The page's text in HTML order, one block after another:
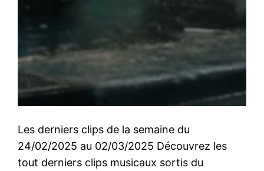
Les derniers clips de la semaine du
24/02/2025 au 02/03/2025 Découvrez les
tout derniers clips musicaux sortis du